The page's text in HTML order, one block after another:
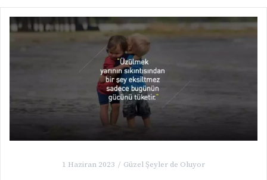
1 Haziran 2023 Güzel Şeyler de Oluyor